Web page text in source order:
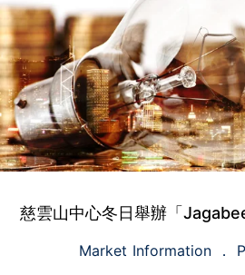
慈雲山中心冬日舉辦「
Market Information